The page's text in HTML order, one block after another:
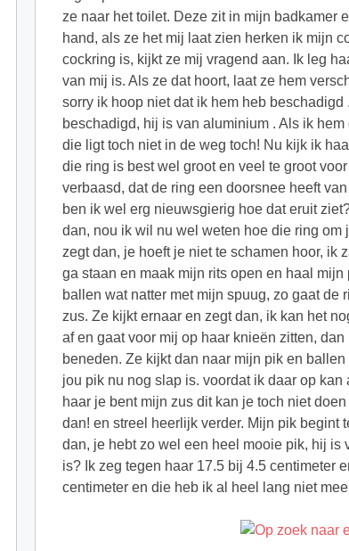
ze naar het toilet. Deze zit in mijn badkamer
hand, als ze het mij laat zien herken ik mijn
cockring is, kijkt ze mij vragend aan. Ik leg
van mij is. Als ze dat hoort, laat ze hem
sorry ik hoop niet dat ik hem heb
beschadigd, hij is van aluminium . Als ik
die ligt toch niet in de weg toch! Nu kijk ik
die ring is best wel groot en veel te groot
verbaasd, dat de ring een doorsnee heeft
ben ik wel erg nieuwsgierig hoe dat eruit
dan, nou ik wil nu wel weten hoe die ring
zegt dan, je hoeft je niet te schamen hoor,
ga staan en maak mijn rits open en haal
ballen wat natter met mijn spuug, zo gaat
zus. Ze kijkt ernaar en zegt dan, ik kan het
af en gaat voor mij op haar knieën zitten,
beneden. Ze kijkt dan naar mijn pik en
jou pik nu nog slap is. voordat ik daar op
haar je bent mijn zus dit kan je toch niet
dan! en streel heerlijk verder. Mijn pik
dan, je hebt zo wel een heel mooie pik, hij is
is? Ik zeg tegen haar 17.5 bij 4.5 centimeter
centimeter en die heb ik al heel lang niet